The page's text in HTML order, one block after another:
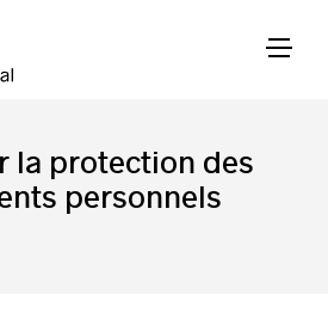
la protection des
personnels